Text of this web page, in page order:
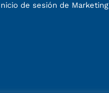
de sesión de Marketing